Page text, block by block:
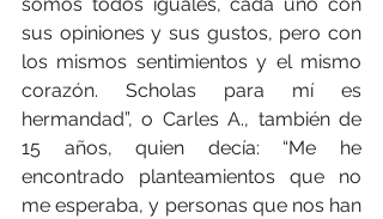
sus opiniones y sus gustos, pero con
los mismos sentimientos y el mismo
corazón. Scholas para mí es
hermandad”, o Carles A., también de
15 años, quien decía: “Me he
encontrado planteamientos que no
me esperaba, y personas que nos han